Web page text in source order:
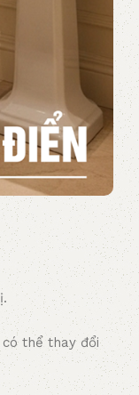
thể thay đổi